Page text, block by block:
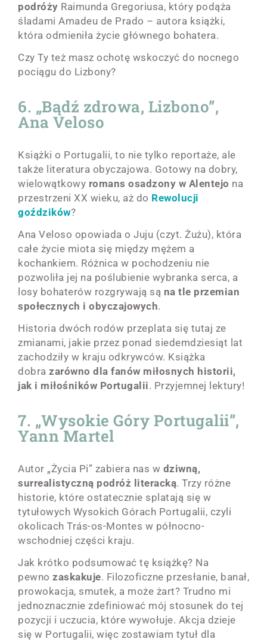
podróży Raimunda Gregoriusa, który podąża
śladami Amadeu de Prado – autora książki,
która odmieniła życie głównego bohatera.
Czy Ty też masz ochotę wskoczyć do nocnego
pociągu do Lizbony?
6. „Bądź zdrowa, Lizbono”,
Ana Veloso
Książki o Portugalii, to nie tylko reportaże, ale
także literatura obyczajowa. Gotowy na dobry,
wielowątkowy romans osadzony w Alentejo na
przestrzeni XX wieku, aż do Rewolucji
goździków?
Ana Veloso opowiada o Juju (czyt. Żużu), która
całe życie miota się między mężem a
kochankiem. Różnica w pochodzeniu nie
pozwoliła jej na poślubienie wybranka serca, a
losy bohaterów rozgrywają są na tle przemian
społecznych i obyczajowych.
Historia dwóch rodów przeplata się tutaj ze
zmianami, jakie przez ponad siedemdziesiąt lat
zachodziły w kraju odkrywców. Książka
dobra zarówno dla fanów miłosnych historii,
jak i miłośników Portugalii. Przyjemnej lektury!
7. „Wysokie Góry Portugalii”,
Yann Martel
Autor „Życia Pi” zabiera nas w dziwną,
surrealistyczną podróż literacką. Trzy różne
historie, które ostatecznie splatają się w
tytułowych Wysokich Górach Portugalii, czyli
okolicach Trás-os-Montes w północno-
wschodniej części kraju.
Jak krótko podsumować tę książkę? Na
pewno zaskakuje. Filozoficzne przesłanie, banał,
prowokacja, smutek, a może żart? Trudno mi
jednoznacznie zdefiniować mój stosunek do tej
pozycji i uczucia, które wywołuje. Akcja dzieje
się w Portugalii, więc zostawiam tytuł dla